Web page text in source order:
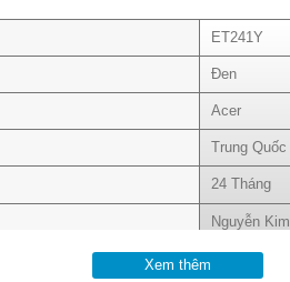
ET241Y
Đen
Acer
Trung Quốc
24 Tháng
Nguyễn Kim
Xem thêm